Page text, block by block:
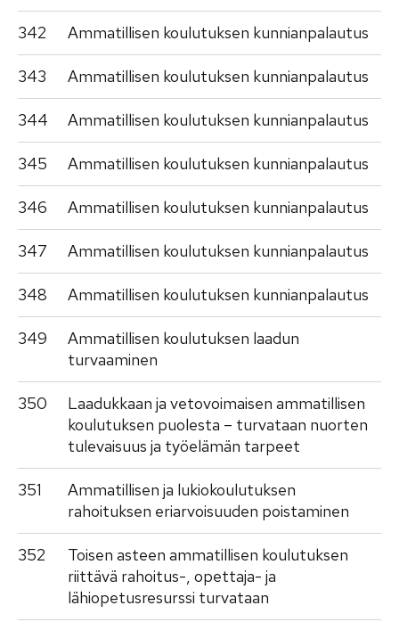
342 Ammatillisen koulutuksen kunnianpalautus
343 Ammatillisen koulutuksen kunnianpalautus
344 Ammatillisen koulutuksen kunnianpalautus
345 Ammatillisen koulutuksen kunnianpalautus
346 Ammatillisen koulutuksen kunnianpalautus
347 Ammatillisen koulutuksen kunnianpalautus
348 Ammatillisen koulutuksen kunnianpalautus
349
Ammatillisen koulutuksen laadun
turvaaminen
350
Laadukkaan ja vetovoimaisen ammatillisen
koulutuksen puolesta – turvataan nuorten
tulevaisuus ja työelämän tarpeet
351
Ammatillisen ja lukiokoulutuksen
rahoituksen eriarvoisuuden poistaminen
352
Toisen asteen ammatillisen koulutuksen
riittävä rahoitus-, opettaja- ja
lähiopetusresurssi turvataan